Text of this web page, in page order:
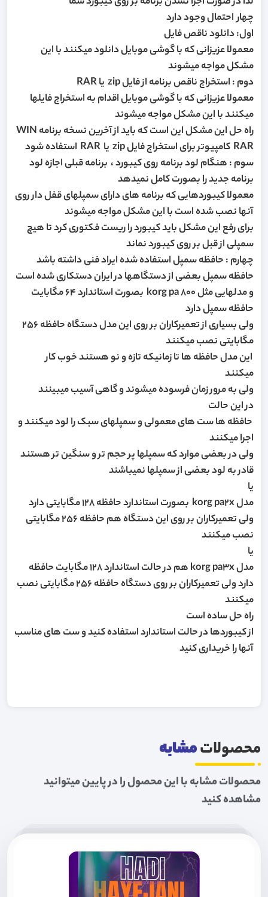
چهار احتمال وجود دارد
اول: دانلود ناقص فایل
معمولا عزیزانی که با گوشی موبایل دانلود میکنند با این
مشکل مواجه میشوند
دوم : استخراج ناقص برنامه از فایل zip یا RAR
معمولا عزیزانی که با گوشی موبایل اقدام به استخراج فایلها
میکنند با این مشکل مواجه میشوند
راه حل این مشکل این است که باید از آخرین نسخه برنامه WIN
RAR کامپیوتر برای استخراج فایل zip یا RAR استفاده شود
سوم : هنگام لود برنامه روی کیبورد ، برنامه قبلی اجازه لود
برنامه جدید را بصورت کامل نمیدهد
معمولا کیبوردهایی که برنامه های دارای سمپلهای قفل دار روی
آنها نصب شده است با این مشکل مواجه میشوند
برای رفع این مشکل باید کیبورد را ریست فکتوری کرد تا هیچ
سمپلی از قبل بر روی کیبورد نماند
چهارم : حافظه سمپل استفاده شده ایراد فنی داشته باشد
حافظه سمپل بعضی از دستگاهها در ایران دستکاری شده است
و مدلهایی مثل korg pa 800 بصورت استاندارد 64 مگابایت
حافظه سمپل دارد
ولی بسیاری از تعمیرکاران بر روی این مدل دستگاه حافظه 256
مگابایتی نصب میکنند
این مدل حافظه ها تا زمانیکه تازه و نو هستند خوب کار
میکنند
ولی به مرور زمان فرسوده میشوند و گاهی آسیب میبینند
در این حالت
حافظه ها ست های معمولی و سمپلهای سبک را لود میکنند و
اجرا میکنند
ولی در بعضی موارد که سمپلها پر حجم تر و سنگین تر هستند
قادر به لود بعضی از سمپلها نمیباشند
یا
مدل korg pa2x بصورت استاندارد حافظه 128 مگابایتی دارد
ولی تعمیرکاران بر روی این دستگاه هم حافظه 256 مگابایتی
نصب میکنند
یا
مدل korg pa3x هم در حالت استاندارد 128 مگابایت حافظه
دارد ولی تعمیرکاران بر روی دستگاه حافظه 256 مگابایتی نصب
میکنند
راه حل ساده است
از کیبوردها در حالت استاندارد استفاده کنید و ست های مناسب
آنها را خریداری کنید
محصولاتمشابه
محصولات مشابه با این محصول را در پایین میتوانید
مشاهده کنید